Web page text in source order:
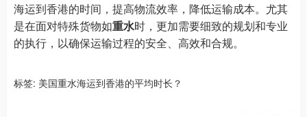
海运到香港的时间，提高物流效率，降低运输成本。尤其
是在面对特殊货物如重水时，更加需要细致的规划和专业
的执行，以确保运输过程的安全、高效和合规。
标签: 美国重水海运到香港的平均时长？